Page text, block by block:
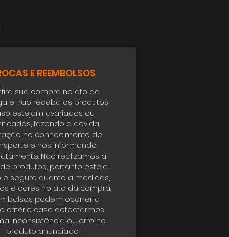
E REEMBOLSOS
sua compra no ato da
e não receba os produtos
estejam avariados ou
fazendo a devida
no conhecimento de
e nos informando
Não realizamos a
produtos, portanto esteja
e seguro quanto a medidas,
e cores no ato da compra.
podem ocorrer a
critério caso detectarmos
inconsistência ou erro no
produto anunciado.